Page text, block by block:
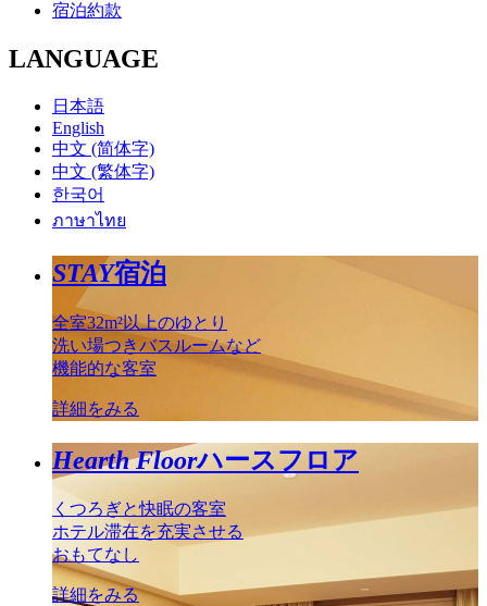
宿泊約款
LANGUAGE
日本語
English
中文 (简体字)
中文 (繁体字)
한국어
ภาษาไทย
STAY宿泊
全室32m²以上のゆとり
洗い場つきバスルームなど
機能的な客室
詳細をみる
Hearth Floorハースフロア
くつろぎと快眠の客室
ホテル滞在を充実させる
おもてなし
詳細をみる